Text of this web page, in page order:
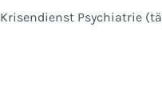
Krisendienst Psychiatrie